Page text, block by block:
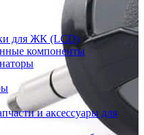
для ЖК (LCD)
компоненты
и аксессуары для